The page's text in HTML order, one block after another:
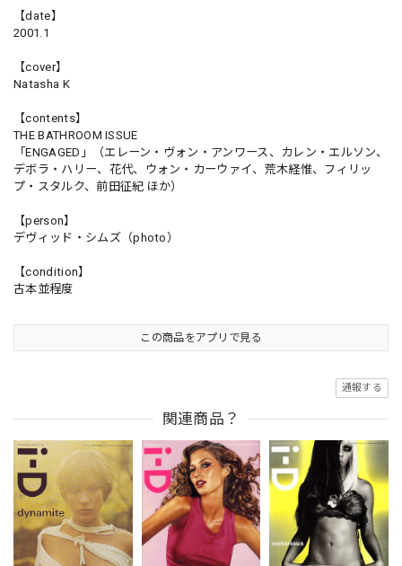
【date】
2001.1
【cover】
Natasha K
【contents】
THE BATHROOM ISSUE
「ENGAGED」（エレーン・ヴォン・アンワース、カレン・エルソン、
デボラ・ハリー、花代、ウォン・カーウァイ、荒木経惟、フィリッ
プ・スタルク、前田征紀 ほか）
【person】
デヴィッド・シムズ（photo）
【condition】
古本並程度
この商品をアプリで見る
通報する
関連商品？